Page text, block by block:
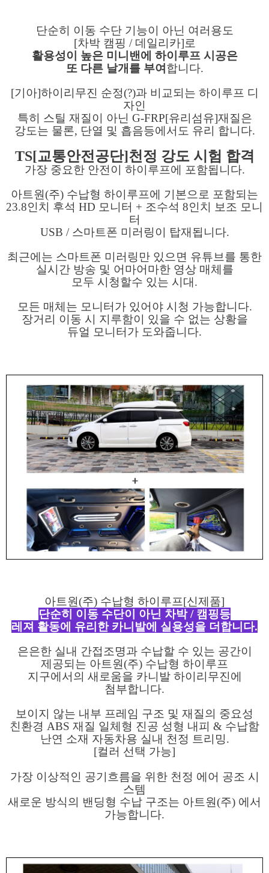
단순히 이동 수단 기능이 아닌 여러용도
[차박 캠핑 / 데일리카]로
활용성이 높은 미니밴에 하이루프 시공은
또 다른 날개를 부여 합니다.
[기아]하이리무진 순정(?)과 비교되는 하이루프 디
자인
특히 스틸 재질이 아닌 G-FRP[유리섬유]재질은
강도는 물론, 단열 및 흡음등에서도 유리 합니다.
TS[교통안전공단]천정 강도 시험 합격
가장 중요한 안전이 하이루프에 포함됩니다.
아트원(주) 수납형 하이루프에 기본으로 포함되는
23.8인치 후석 HD 모니터 + 조수석 8인치 보조 모니
터
USB / 스마트폰 미러링이 탑재됩니다.
최근에는 스마트폰 미러링만 있으면 유튜브를 통한
실시간 방송 및 어마어마한 영상 매체를
모두 시청할수 있는 시대.
모든 매체는 모니터가 있어야 시청 가능합니다.
장거리 이동 시 지루함이 있을 수 없는 상황을
듀얼 모니터가 도와줍니다.
아트원(주) 수납형 하이루프[신제품]
단순히 이동 수단이 아닌 차박 / 캠핑등
레져 활동에 유리한 카니발에 실용성을 더합니다.
은은한 실내 간접조명과 수납할 수 있는 공간이
제공되는 아트원(주) 수납형 하이루프
지구에서의 새로움을 카니발 하이리무진에
첨부합니다.
보이지 않는 내부 프레임 구조 및 재질의 중요성
친환경 ABS 재질 일체형 진공 성형 내피 & 수납함
난연 소재 자동차용 실내 천정 트리밍.
[컬러 선택 가능]
가장 이상적인 공기흐름을 위한 천정 에어 공조 시
스템
새로운 방식의 밴딩형 수납 구조는 아트원(주) 에서
가능합니다.